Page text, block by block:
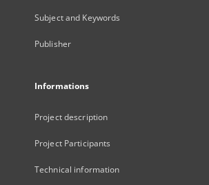
Subject and Keywords
Publisher
Informations
Project description
Project Participants
Technical information